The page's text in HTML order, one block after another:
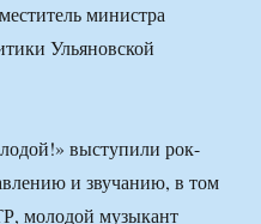
министра
Ульяновской
выступили рок-
и звучанию, в том
молодой музыкант